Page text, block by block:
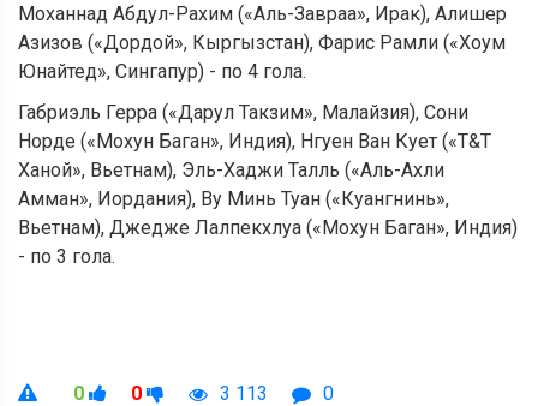
Моханнад Абдул-Рахим («Аль-Завраа», Ирак), Алишер
Азизов («Дордой», Кыргызстан), Фарис Рамли («Хоум
Юнайтед», Сингапур) - по 4 гола.
Габриэль Герра («Дарул Такзим», Малайзия), Сони
Норде («Мохун Баган», Индия), Нгуен Ван Кует («T&T
Ханой», Вьетнам), Эль-Хаджи Талль («Аль-Ахли
Амман», Иордания), Ву Минь Туан («Куангнинь»,
Вьетнам), Джедже Лалпекхлуа («Мохун Баган», Индия)
- по 3 гола.
0 0 3 113 0